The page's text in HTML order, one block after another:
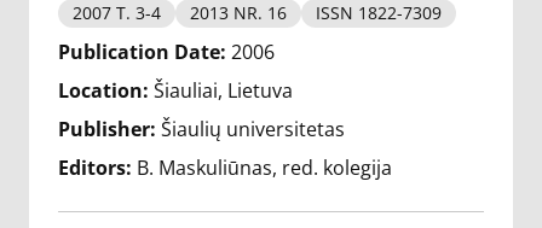
2007 T. 3-4 2013 NR. 16 ISSN 1822-7309
Publication Date: 2006
Location: Šiauliai, Lietuva
Publisher: Šiaulių universitetas
Editors: B. Maskuliūnas red. kolegija